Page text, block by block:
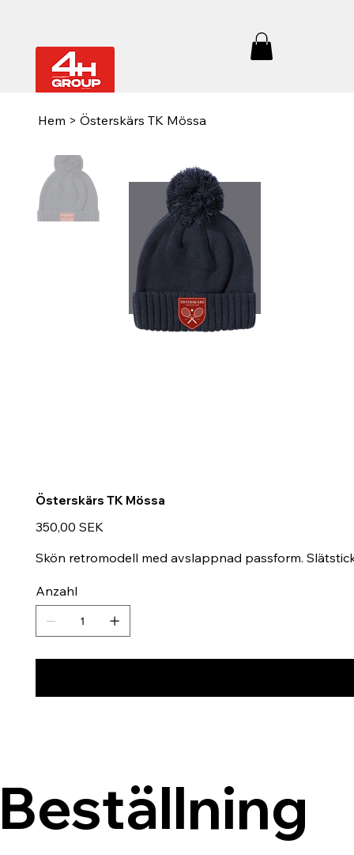
Hem > Österskärs TK Mössa
Österskärs TK Mössa
350,00 SEK
Skön retromodell med avslappnad passform.
Anzahl